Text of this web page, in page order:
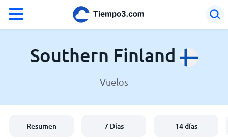
°C
El clima en Southern Finland
Southern Finland
Vuelos
Resumen 7 Días 14 días